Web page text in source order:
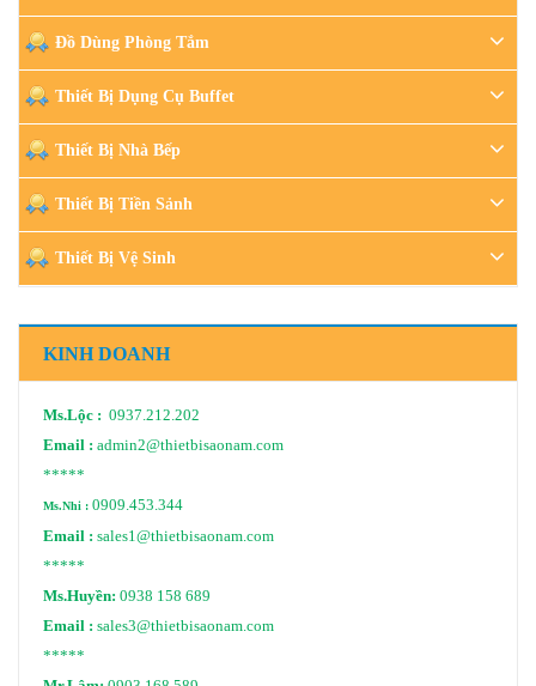
Đồ Dùng Phòng Tắm
Thiết Bị Dụng Cụ Buffet
Thiết Bị Nhà Bếp
Thiết Bị Tiền Sảnh
Thiết Bị Vệ Sinh
KINH DOANH
Ms.Lộc : 0937.212.202
Email : admin2@thietbisaonam.com
*****
Ms.Nhi : 0909.453.344
Email : sales1@thietbisaonam.com
*****
Ms.Huyền: 0938 158 689
Email : sales3@thietbisaonam.com
*****